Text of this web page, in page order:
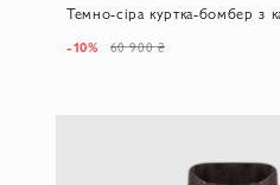
-10% 60 900 ₴